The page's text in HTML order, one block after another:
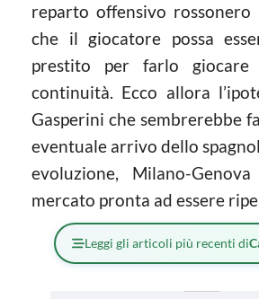
reparto offensivo
che il giocatore possa
prestito per farlo giocare
continuità. Ecco allora
Gasperini che sembrerebbe
eventuale arrivo dello
evoluzione, Milano-
mercato pronta ad essere
Leggi gli articoli più recenti di